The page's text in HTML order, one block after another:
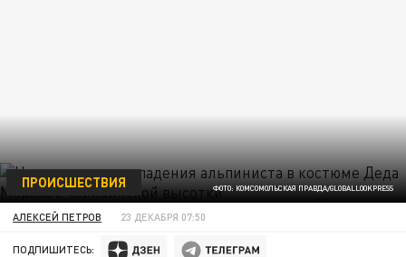
ФОТО: КОМСОМОЛЬСКАЯ ПРАВДА/GLOBALLOOKPRESS
ПРОИСШЕСТВИЯ
АЛЕКСЕЙ ПЕТРОВ 23 ДЕКАБРЯ 07:50
ПОДПИШИТЕСЬ: